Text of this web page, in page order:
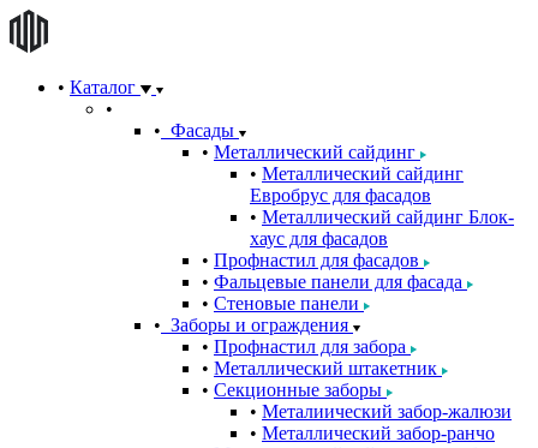
Каталог
Фасады
Металлический сайдинг
Металлический сайдинг
Евробрус для фасадов
Металлический сайдинг Блок-
хаус для фасадов
Профнастил для фасадов
Фальцевые панели для фасада
Стеновые панели
Заборы и ограждения
Профнастил для забора
Металлический штакетник
Секционные заборы
Металиический забор-жалюзи
Металлический забор-ранчо